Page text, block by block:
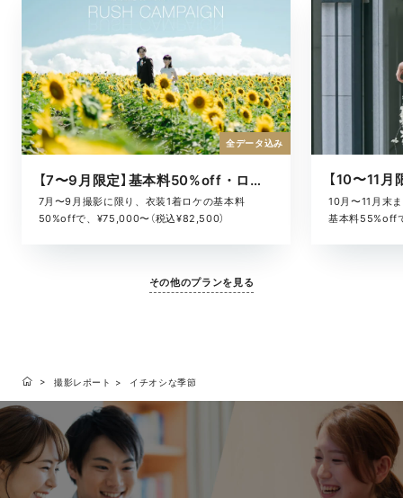
【7〜9月限定】基本料50%off・ロケキャンペーン
7月〜9月撮影に限り、衣装1着ロケの基本料
50%offで、¥75,000〜（税込¥82,500）
全データ込み
10月〜11月末
基本料55%off
その他のプランを見る
撮影レポート イチオシな季節